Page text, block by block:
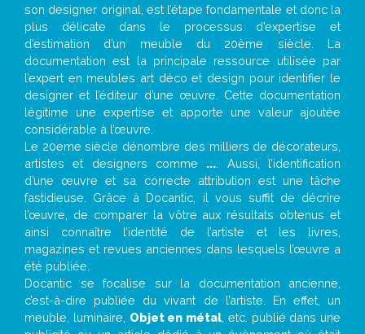
son designer original, est l’étape fondamentale et donc la
plus délicate dans le processus d’expertise et
d’estimation d’un meuble du 20ème siècle. La
documentation est la principale ressource utilisée par
l’expert en meubles art déco et design pour identifier le
designer et l’éditeur d’une œuvre. Cette documentation
légitime une expertise et apporte une valeur ajoutée
considérable à l’œuvre.
Le 20eme siècle dénombre des milliers de décorateurs,
artistes et designers comme ... . Aussi, l’identification
d’une œuvre et sa correcte attribution est une tâche
fastidieuse. Grâce à Docantic, il vous suffit de décrire
l’œuvre, de comparer la vôtre aux résultats obtenus et
ainsi connaître l’identité de l’artiste et les livres,
magazines et revues anciennes dans lesquels l’œuvre a
été publiée.
Docantic se focalise sur la documentation ancienne,
c’est-à-dire publiée du vivant de l’artiste. En effet, un
meuble, luminaire, Objet en métal , etc. publié dans une